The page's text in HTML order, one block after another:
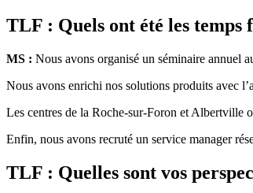
TLF : Quels ont été les temps
MS : Nous avons organisé un séminaire annuel
Nous avons enrichi nos solutions produits avec
Les centres de la Roche-sur-Foron et Albertville
Enfin, nous avons recruté un service manager
TLF : Quelles sont vos